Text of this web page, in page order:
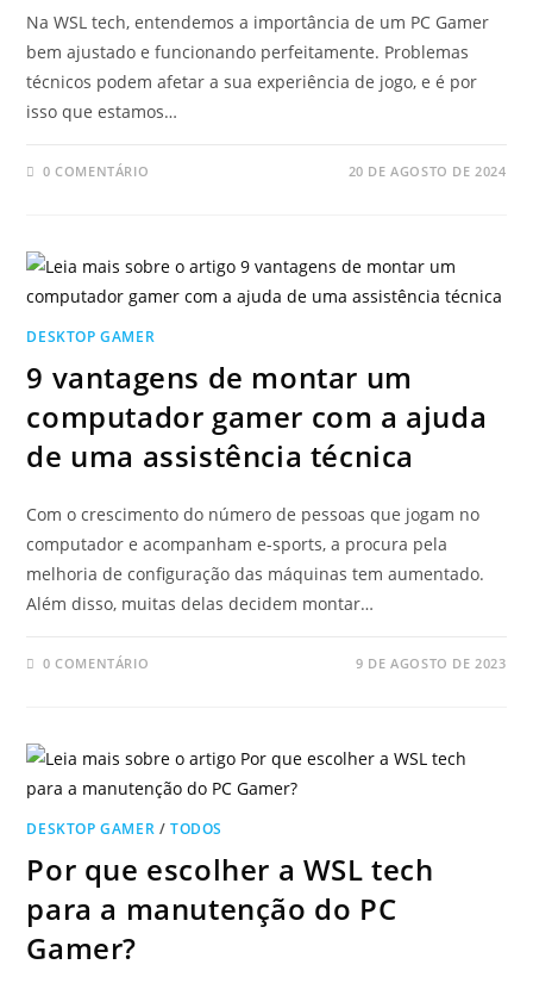
Na WSL tech, entendemos a importância de um PC Gamer
bem ajustado e funcionando perfeitamente. Problemas
técnicos podem afetar a sua experiência de jogo, e é por
isso que estamos…
0 COMENTÁRIO 20 DE AGOSTO DE 2024
DESKTOP GAMER
9 vantagens de montar um
computador gamer com a ajuda
de uma assistência técnica
Com o crescimento do número de pessoas que jogam no
computador e acompanham e-sports, a procura pela
melhoria de configuração das máquinas tem aumentado.
Além disso, muitas delas decidem montar…
0 COMENTÁRIO 9 DE AGOSTO DE 2023
DESKTOP GAMER /TODOS
Por que escolher a WSL tech
para a manutenção do PC
Gamer?